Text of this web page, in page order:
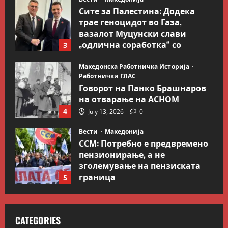
3
Сите за Палестина: Додека
трае геноцидот во Газа,
вазалот Муцунски слави
„одлична соработка“ со
July 18, 2026 0
4
Македонска Работничка Историја
Работнички ГЛАС
Говорот на Панко Брашнаров
на отварање на АСНОМ
July 13, 2026 0
5
Вести Македонија
ССМ: Потребно е предвремено
пензионирање, а не
зголемување на пензиската
граница
CATEGORIES